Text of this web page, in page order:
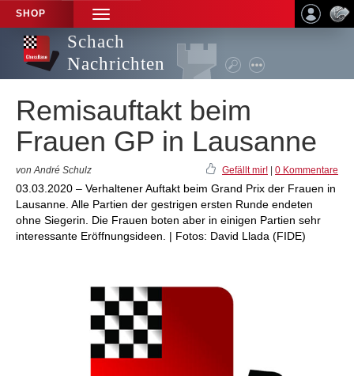
SHOP
TOGGLE
NAVIGATION
Schach
Nachrichten
Remisauftakt beim
Frauen GP in Lausanne
von André Schulz Gefällt mir! 0 Kommentare
03.03.2020 – Verhaltener Auftakt beim Grand Prix der Frauen in
Lausanne. Alle Partien der gestrigen ersten Runde endeten
ohne Siegerin. Die Frauen boten aber in einigen Partien sehr
interessante Eröffnungsideen. | Fotos: David Llada (FIDE)